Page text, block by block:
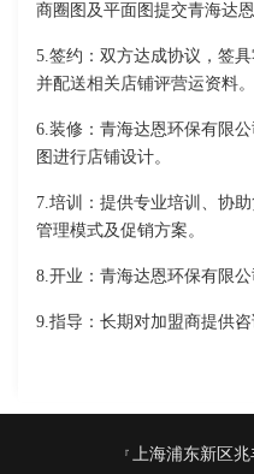
商圈图及平面图提交青海达
5.签约：双方达成协议，签
并配送相关店铺评营运资料。
6.装修：青海达恩环保有限
图进行店铺设计。
7.培训：提供专业培训、协
管理模式及促销方案。
8.开业：青海达恩环保有限
9.指导：长期对加盟商提供咨
上海浦东新区兆